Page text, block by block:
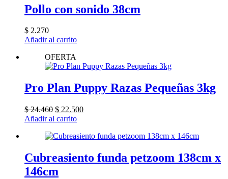
Pollo con sonido 38cm
$ 2.270
Añadir al carrito
OFERTA
Pro Plan Puppy Razas Pequeñas 3kg
$24.460 El
precio
era:
$ 22.500El
es:
Añadir al carrito
Cubreasiento funda petzoom 138cm x
146cm